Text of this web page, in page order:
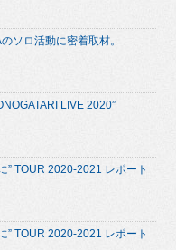
ソロ活動に密着取材。
LIVE 2020”
” TOUR 2020-2021 レポート
” TOUR 2020-2021 レポート